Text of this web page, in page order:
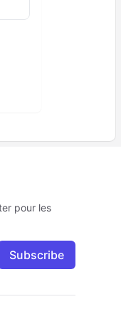
pour les
Subscribe